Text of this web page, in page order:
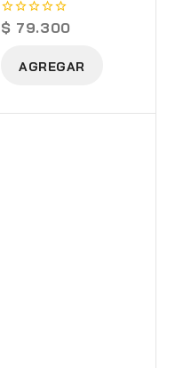
0
out
$ 79.300
AGREGAR